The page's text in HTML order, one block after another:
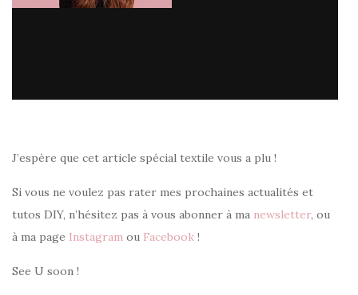
J’espère que cet article spécial textile vous a plu !
Si vous ne voulez pas rater mes prochaines actualités et
tutos DIY, n’hésitez pas à vous abonner à ma newsletter, ou
à ma page Instagram ou Facebook !
See U soon !